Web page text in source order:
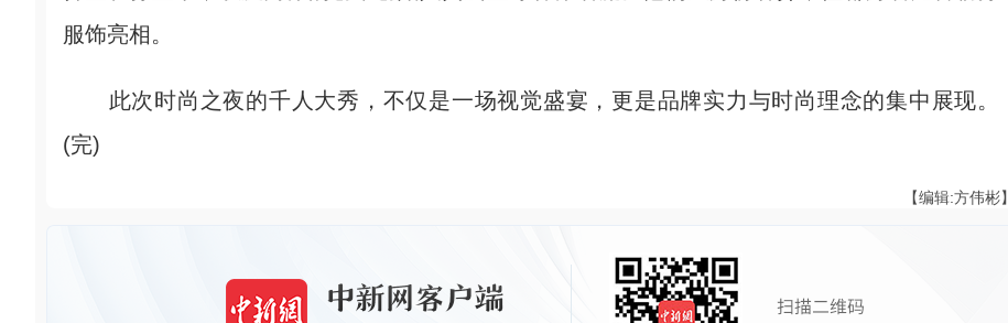
服饰亮相。
此次时尚之夜的千人大秀，不仅是一场视觉盛宴，更是品牌实力与时尚理念的集中展现。
(完)
【编辑:方伟彬】